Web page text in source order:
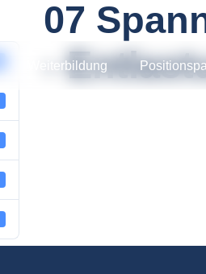
Weiterbildung
07
-